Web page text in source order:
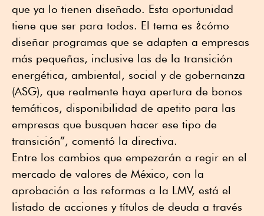
que ya lo tienen diseñado. Esta oportunidad
tiene que ser para todos. El tema es ¿cómo
diseñar programas que se adapten a empresas
más pequeñas, inclusive las de la transición
energética, ambiental, social y de gobernanza
(ASG), que realmente haya apertura de bonos
temáticos, disponibilidad de apetito para las
empresas que busquen hacer ese tipo de
transición”, comentó la directiva.
Entre los cambios que empezarán a regir en el
mercado de valores de México, con la
aprobación a las reformas a la LMV, está el
listado de acciones y títulos de deuda a través